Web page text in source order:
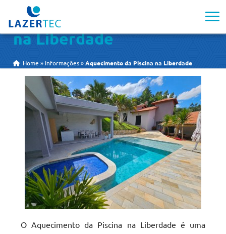
Aquecimento da Piscina
na Liberdade
Home » Informações »Aquecimento da Piscina na Liberdade
O Aquecimento da Piscina na Liberdade é uma